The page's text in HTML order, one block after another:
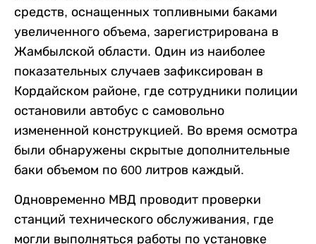
средств, оснащенных топливными баками
увеличенного объема, зарегистрирована в
Жамбылской области. Один из наиболее
показательных случаев зафиксирован в
Кордайском районе, где сотрудники полиции
остановили автобус с самовольно
измененной конструкцией. Во время осмотра
были обнаружены скрытые дополнительные
баки объемом по 600 литров каждый.
Одновременно МВД проводит проверки
станций технического обслуживания, где
могли выполняться работы по установке